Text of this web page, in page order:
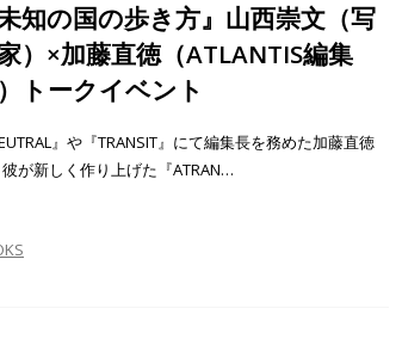
未知の国の歩き方』山西崇文（写
）×加藤直徳（ATLANTIS編集
トークイベント
』や『TRANSIT』にて編集長を務めた加藤直徳
が新しく作り上げた『ATRAN…